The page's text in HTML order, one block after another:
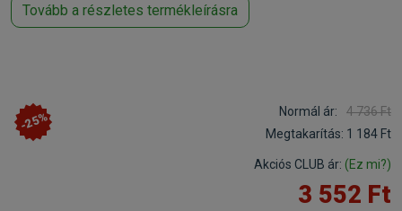
Tovább a részletes termékleírásra
-25% Normál ár:
4 736 Ft
Megtakarítás: 1 184 Ft
Akciós CLUB ár: (Ez mi?)
3 552 Ft